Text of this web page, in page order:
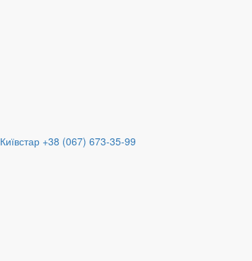
Київстар +38 (067) 673-35-99